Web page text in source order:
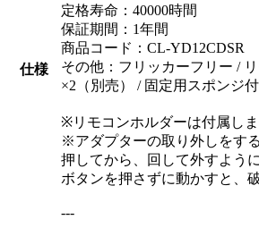
仕様
定格寿命：40000時間
保証期間：1年間
商品コード：CL-YD12CDSR
その他：フリッカーフリー /
×2（別売） / 固定用スポンジ
※リモコンホルダーは付属し
※アダプターの取り外しをす
押してから、回して外すよう
ボタンを押さずに動かすと、
---